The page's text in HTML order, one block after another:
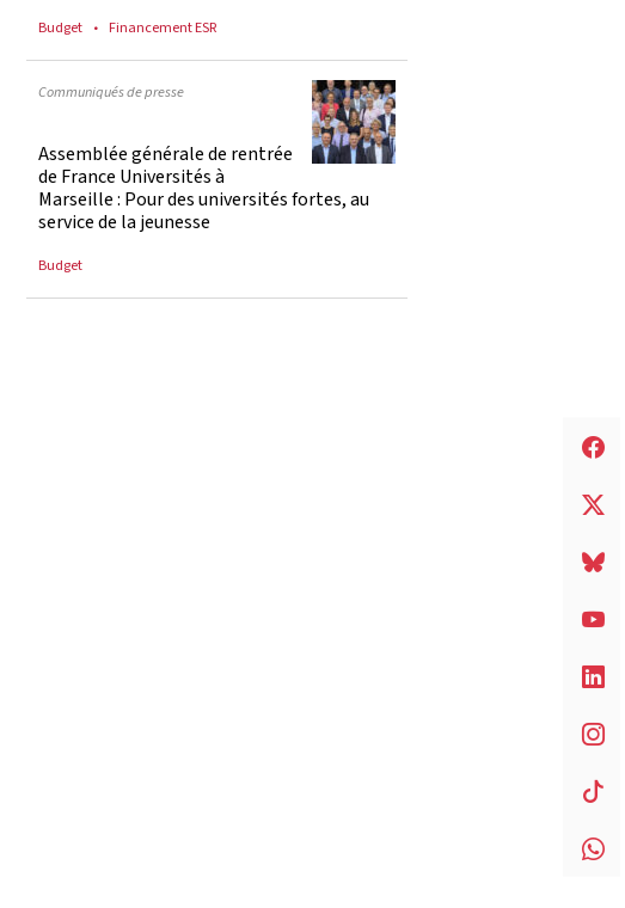
Budget Financement ESR
Communiqués de presse
Assemblée générale de rentrée
de France Universités à
Marseille : Pour des universités fortes, au
service de la jeunesse
Budget